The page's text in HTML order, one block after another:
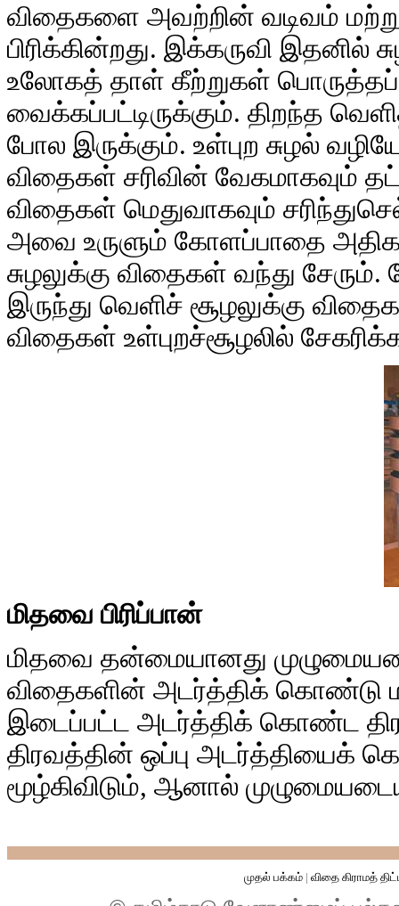
விதைகளை அவற்றின் வடிவம்
பிரிக்கின்றது. இக்கருவி இதனில்
உலோகத் தாள் கீற்றுகள்
வைக்கப்பட்டிருக்கும். திறந்த
போல இருக்கும். உள்புற சுழல்
விதைகள் சரிவின் வேகமாகவும்
விதைகள் மெதுவாகவும்
அவை உருளும் கோளப்பாதை
சுழலுக்கு விதைகள் வந்து
இருந்து வெளிச் சூழலுக்கு
விதைகள் உள்புறச்சூழலில்
மிதவை பிரிப்பான்
மிதவை தன்மையானது
விதைகளின் அடர்த்திக் கொண்டு
இடைப்பட்ட அடர்த்திக் கொண்ட
திரவத்தின் ஒப்பு அடர்த்தியைக்
மூழ்கிவிடும், ஆனால்
முதல் பக்கம் | விதை கிராமத்